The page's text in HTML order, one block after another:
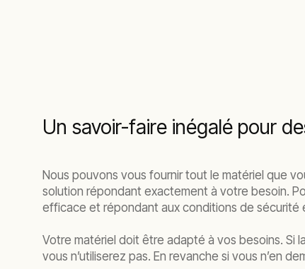
Un savoir-faire inégalé pour
Nous pouvons vous fournir tout le matériel que
solution répondant exactement à votre besoin.
efficace et répondant aux conditions de sécurité
Votre matériel doit être adapté à vos besoins. Si
vous n’utiliserez pas. En revanche si vous n’en